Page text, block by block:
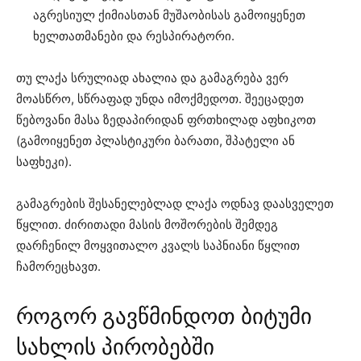
აგრესიულ ქიმიასთან მუშაობისას გამოიყენეთ
ხელთათმანები და რესპირატორი.
თუ ლაქა სრულიად ახალია და გამაგრება ვერ
მოასწრო, სწრაფად უნდა იმოქმედოთ. შეეცადეთ
წებოვანი მასა ზედაპირიდან ფრთხილად აფხიკოთ
(გამოიყენეთ პლასტიკური ბარათი, შპატელი ან
საფხეკი).
გამაგრების შესანელებლად ლაქა ოდნავ დაასველეთ
წყლით. ძირითადი მასის მოშორების შემდეგ
დარჩენილ მოყვითალო კვალს საპნიანი წყლით
ჩამორეცხავთ.
როგორ გავწმინდოთ ბიტუმი
სახლის პირობებში